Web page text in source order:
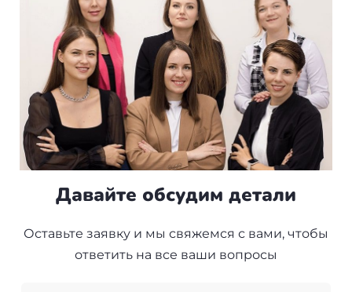
Давайте обсудим детали
Оставьте заявку и мы свяжемся с вами, чтобы
ответить на все ваши вопросы